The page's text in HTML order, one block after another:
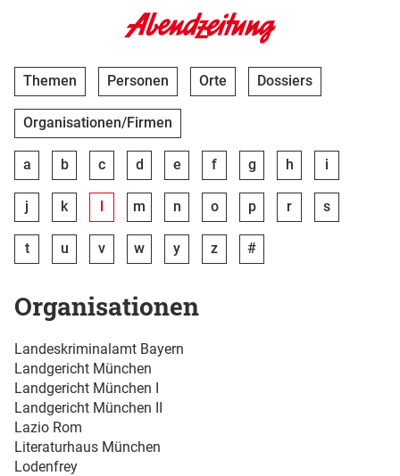
Themen Personen Orte Dossiers
Organisationen/Firmen
a b c d e f g h i
j k l m n o p r s
t u v w y z #
Organisationen
Landeskriminalamt Bayern
Landgericht München
Landgericht München I
Landgericht München II
Lazio Rom
Literaturhaus München
Lodenfrey